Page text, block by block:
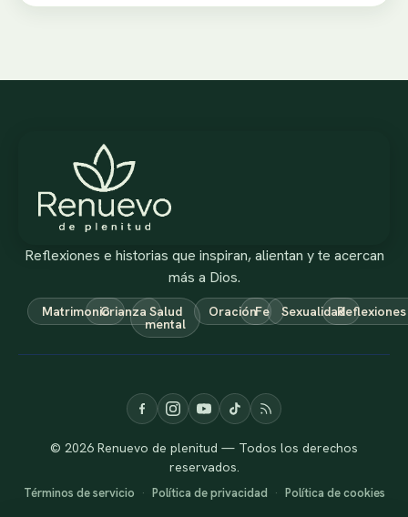
Reflexiones e historias que inspiran, alientan y te acercan
más a Dios.
MatrimonioCrianza Salud
mental
OraciónFe SexualidadReflexiones
© 2026 Renuevo de plenitud — Todos los derechos
reservados.
Términos de servicio · Política de privacidad · Política de cookies